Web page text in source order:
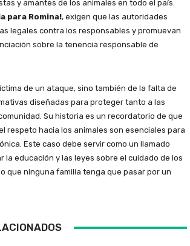
y amantes de los animales en todo el país.
para Romina!, exigen que las autoridades
legales contra los responsables y promuevan
sobre la tenencia responsable de
de un ataque, sino también de la falta de
diseñadas para proteger tanto a las
Su historia es un recordatorio de que
respeto hacia los animales son esenciales para
Este caso debe servir como un llamado
la educación y las leyes sobre el cuidado de los
que ninguna familia tenga que pasar por un